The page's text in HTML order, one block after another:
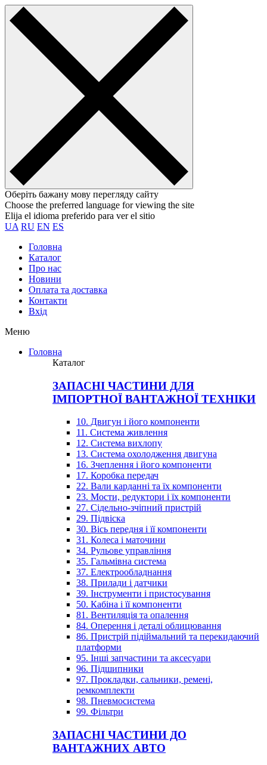
Оберіть бажану мову перегляду сайту
Choose the preferred language for viewing the site
Elija el idioma preferido para ver el sitio
UA RU EN ES
Головна
Каталог
Про нас
Новини
Оплата та доставка
Контакти
Вхiд
Меню
Головна
Каталог
ЗАПАСНІ ЧАСТИНИ ДЛЯ
ІМПОРТНОЇ ВАНТАЖНОЇ ТЕХНІКИ
10. Двигун і його компоненти
11. Система живлення
12. Система вихлопу
13. Система охолодження двигуна
16. Зчеплення і його компоненти
17. Коробка передач
22. Вали карданні та їх компоненти
23. Мости, редуктори і їх компоненти
27. Сідельно-зчіпний пристрій
29. Підвіска
30. Вісь передня і її компоненти
31. Колеса і маточини
34. Рульове управління
35. Гальмівна система
37. Електрообладнання
38. Прилади і датчики
39. Інструменти і пристосування
50. Кабіна і її компоненти
81. Вентиляція та опалення
84. Оперення і деталі облицювання
86. Пристрій підіймальний та перекидаючий
платформи
95. Інші запчастини та аксесуари
96. Підшипники
97. Прокладки, сальники, ремені,
ремкомплекти
98. Пневмосистема
99. Фільтри
ЗАПАСНІ ЧАСТИНИ ДО
ВАНТАЖНИХ АВТО